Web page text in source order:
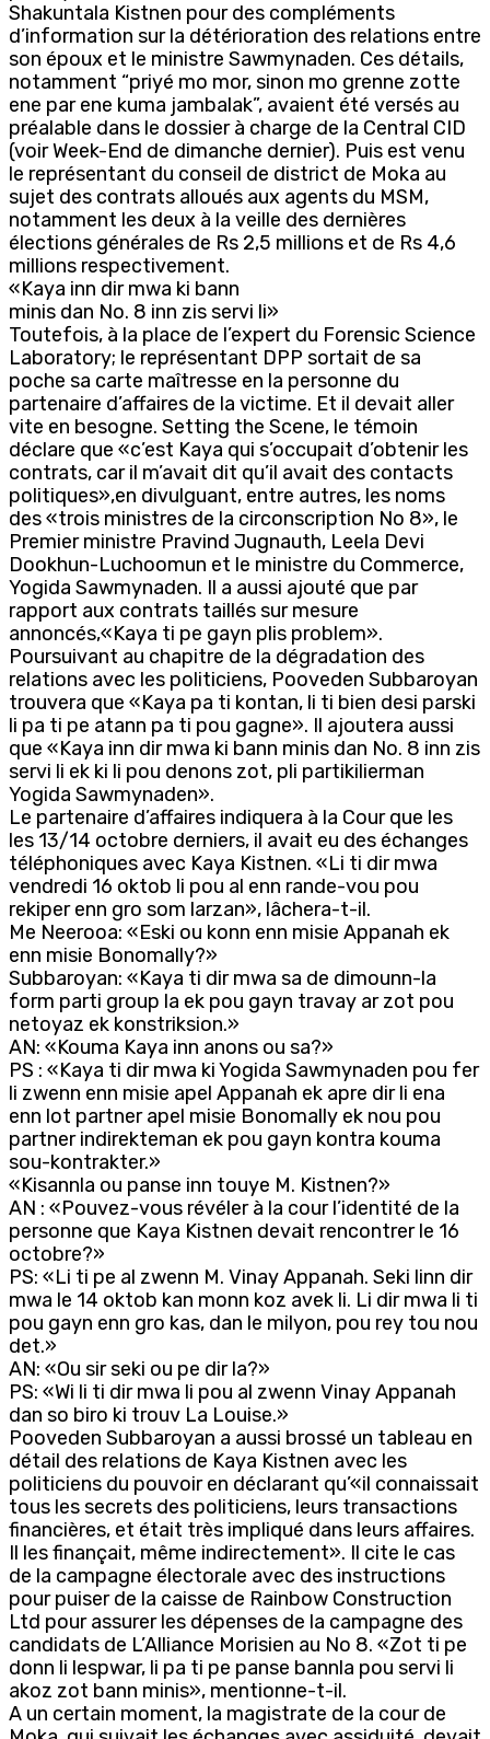
Shakuntala Kistnen pour des compléments
d’information sur la détérioration des relations entre
son époux et le ministre Sawmynaden. Ces détails,
notamment “priyé mo mor, sinon mo grenne zotte
ene par ene kuma jambalak”, avaient été versés au
préalable dans le dossier à charge de la Central CID
(voir Week-End de dimanche dernier). Puis est venu
le représentant du conseil de district de Moka au
sujet des contrats alloués aux agents du MSM,
notamment les deux à la veille des dernières
élections générales de Rs 2,5 millions et de Rs 4,6
millions respectivement.
«Kaya inn dir mwa ki bann
minis dan No. 8 inn zis servi li»
Toutefois, à la place de l’expert du Forensic Science
Laboratory; le représentant DPP sortait de sa
poche sa carte maîtresse en la personne du
partenaire d’affaires de la victime. Et il devait aller
vite en besogne. Setting the Scene, le témoin
déclare que «c’est Kaya qui s’occupait d’obtenir les
contrats, car il m’avait dit qu’il avait des contacts
politiques»,en divulguant, entre autres, les noms
des «trois ministres de la circonscription No 8», le
Premier ministre Pravind Jugnauth, Leela Devi
Dookhun-Luchoomun et le ministre du Commerce,
Yogida Sawmynaden. Il a aussi ajouté que par
rapport aux contrats taillés sur mesure
annoncés,«Kaya ti pe gayn plis problem».
Poursuivant au chapitre de la dégradation des
relations avec les politiciens, Pooveden Subbaroyan
trouvera que «Kaya pa ti kontan, li ti bien desi parski
li pa ti pe atann pa ti pou gagne». Il ajoutera aussi
que «Kaya inn dir mwa ki bann minis dan No. 8 inn zis
servi li ek ki li pou denons zot, pli partikilierman
Yogida Sawmynaden».
Le partenaire d’affaires indiquera à la Cour que les
les 13/14 octobre derniers, il avait eu des échanges
téléphoniques avec Kaya Kistnen. «Li ti dir mwa
vendredi 16 oktob li pou al enn rande-vou pou
rekiper enn gro som larzan», lâchera-t-il.
Me Neerooa: «Eski ou konn enn misie Appanah ek
enn misie Bonomally?»
Subbaroyan: «Kaya ti dir mwa sa de dimounn-la
form parti group la ek pou gayn travay ar zot pou
netoyaz ek konstriksion.»
AN: «Kouma Kaya inn anons ou sa?»
PS : «Kaya ti dir mwa ki Yogida Sawmynaden pou fer
li zwenn enn misie apel Appanah ek apre dir li ena
enn lot partner apel misie Bonomally ek nou pou
partner indirekteman ek pou gayn kontra kouma
sou-kontrakter.»
«Kisannla ou panse inn touye M. Kistnen?»
AN : «Pouvez-vous révéler à la cour l’identité de la
personne que Kaya Kistnen devait rencontrer le 16
octobre?»
PS: «Li ti pe al zwenn M. Vinay Appanah. Seki linn dir
mwa le 14 oktob kan monn koz avek li. Li dir mwa li ti
pou gayn enn gro kas, dan le milyon, pou rey tou nou
det.»
AN: «Ou sir seki ou pe dir la?»
PS: «Wi li ti dir mwa li pou al zwenn Vinay Appanah
dan so biro ki trouv La Louise.»
Pooveden Subbaroyan a aussi brossé un tableau en
détail des relations de Kaya Kistnen avec les
politiciens du pouvoir en déclarant qu’«il connaissait
tous les secrets des politiciens, leurs transactions
financières, et était très impliqué dans leurs affaires.
Il les finançait, même indirectement». Il cite le cas
de la campagne électorale avec des instructions
pour puiser de la caisse de Rainbow Construction
Ltd pour assurer les dépenses de la campagne des
candidats de L’Alliance Morisien au No 8. «Zot ti pe
donn li lespwar, li pa ti pe panse bannla pou servi li
akoz zot bann minis», mentionne-t-il.
A un certain moment, la magistrate de la cour de